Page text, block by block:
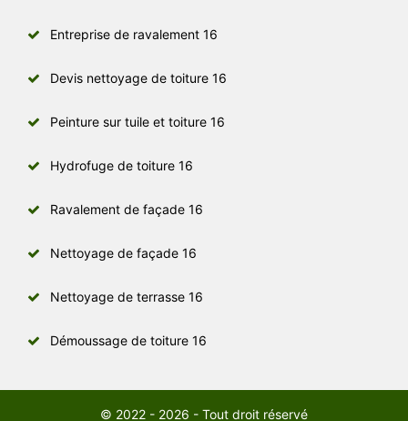
Entreprise de ravalement 16
Devis nettoyage de toiture 16
Peinture sur tuile et toiture 16
Hydrofuge de toiture 16
Ravalement de façade 16
Nettoyage de façade 16
Nettoyage de terrasse 16
Démoussage de toiture 16
© 2022 - 2026 - Tout droit réservé